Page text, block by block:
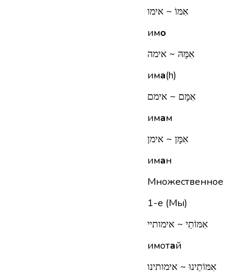
אִמּוֹ ~ אימו
имо
אִמָּהּ ~ אימה
има(h)
אִמָּם ~ אימם
имам
אִמָּן ~ אימן
иман
Множественное
1-е (Мы)
אִמּוֹתַי ~ אימותיי
имотай
אִמּוֹתֵינוּ ~ אימותינו